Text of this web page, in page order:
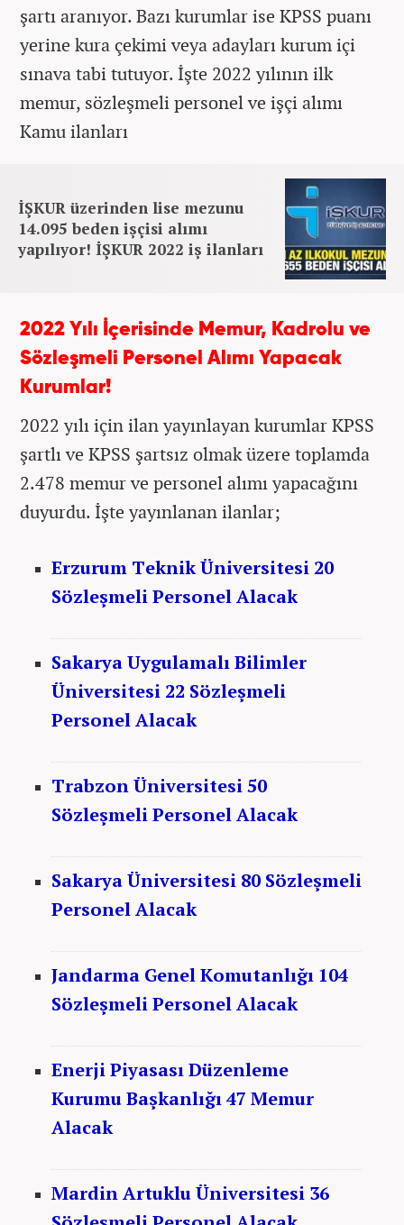
şartı aranıyor. Bazı kurumlar ise KPSS puanı
yerine kura çekimi veya adayları kurum içi
sınava tabi tutuyor. İşte 2022 yılının ilk
memur, sözleşmeli personel ve işçi alımı
Kamu ilanları
İŞKUR üzerinden lise mezunu
14.095 beden işçisi alımı
yapılıyor! İŞKUR 2022 iş ilanları
2022 Yılı İçerisinde Memur, Kadrolu ve
Sözleşmeli Personel Alımı Yapacak
Kurumlar!
2022 yılı için ilan yayınlayan kurumlar KPSS
şartlı ve KPSS şartsız olmak üzere toplamda
2.478 memur ve personel alımı yapacağını
duyurdu. İşte yayınlanan ilanlar;
Erzurum Teknik Üniversitesi 20
Sözleşmeli Personel Alacak
Sakarya Uygulamalı Bilimler
Üniversitesi 22 Sözleşmeli
Personel Alacak
Trabzon Üniversitesi 50
Sözleşmeli Personel Alacak
Sakarya Üniversitesi 80 Sözleşmeli
Personel Alacak
Jandarma Genel Komutanlığı 104
Sözleşmeli Personel Alacak
Enerji Piyasası Düzenleme
Kurumu Başkanlığı 47 Memur
Alacak
Mardin Artuklu Üniversitesi 36